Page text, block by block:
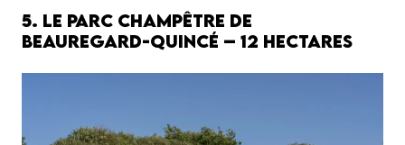
5. Le Parc champêtre de
Beauregard-Quincé – 12 hectares